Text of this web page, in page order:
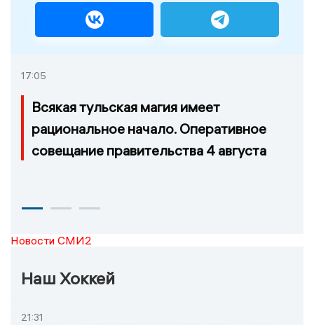
17:05
Всякая тульская магия имеет
рациональное начало. Оперативное
совещание правительства 4 августа
Новости СМИ2
Наш Хоккей
21:31